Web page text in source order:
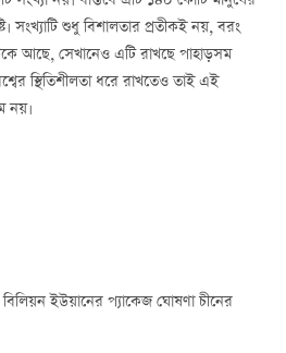
সংখ্যাটি শুধু বিশালতার প্রতীকই নয়, বরং
আছে, সেখানেও এটি রাখছে পাহাড়সম
স্থিতিশীলতা ধরে রাখতেও তাই এই
নয়।
ইউয়ানের প্যাকেজ ঘোষণা চীনের